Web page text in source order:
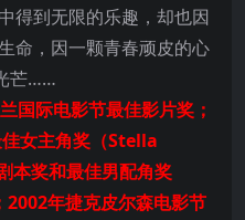
得到无限的乐趣，却也因
命，因一颗青春顽皮的心
芒……
际电影节最佳影片奖；
女主角奖（Stella
本奖和最佳男配角奖
年捷克皮尔森电影节